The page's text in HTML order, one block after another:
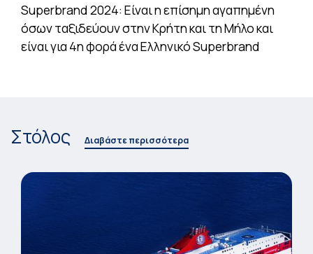
Superbrand 2024: Είναι η επίσημη αγαπημένη
όσων ταξιδεύουν στην Κρήτη και τη Μήλο και
είναι για 4η φορά ένα Ελληνικό Superbrand
Στόλος Διαβάστε περισσότερα